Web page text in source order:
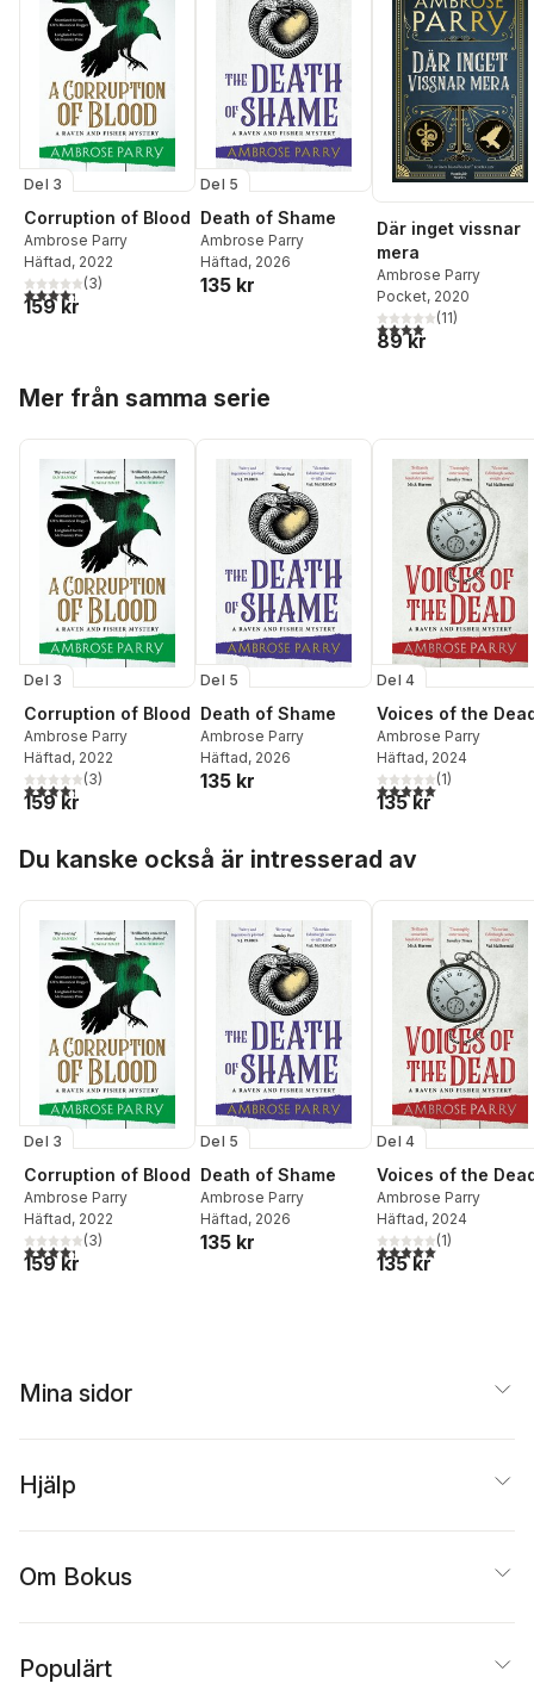
Del 3
Corruption of Blood
Ambrose Parry
Häftad, 2022
4,3utav 5 stjärnor. Totalt antal röster:
(3)
159 kr
Del 5
Death of Shame
Ambrose Parry
Häftad, 2026
135 kr
Där inget vissnar
mera
Ambrose Parry
Pocket, 2020
4,0utav 5 stjärnor.
(11)
89 kr
Mer från samma serie
Del 3
Corruption of Blood
Ambrose Parry
Häftad, 2022
4,3utav 5 stjärnor. Totalt antal röster:
(3)
159 kr
Del 5
Death of Shame
Ambrose Parry
Häftad, 2026
135 kr
Del 4
Voices of the
Ambrose Parry
Häftad, 2024
5,0utav 5 stjärnor.
(1)
135 kr
Du kanske också är intresserad av
Del 3
Corruption of Blood
Ambrose Parry
Häftad, 2022
4,3utav 5 stjärnor. Totalt antal röster:
(3)
159 kr
Del 5
Death of Shame
Ambrose Parry
Häftad, 2026
135 kr
Del 4
Voices of the
Ambrose Parry
Häftad, 2024
5,0utav 5 stjärnor.
(1)
135 kr
Mina sidor
Hjälp
Om Bokus
Populärt